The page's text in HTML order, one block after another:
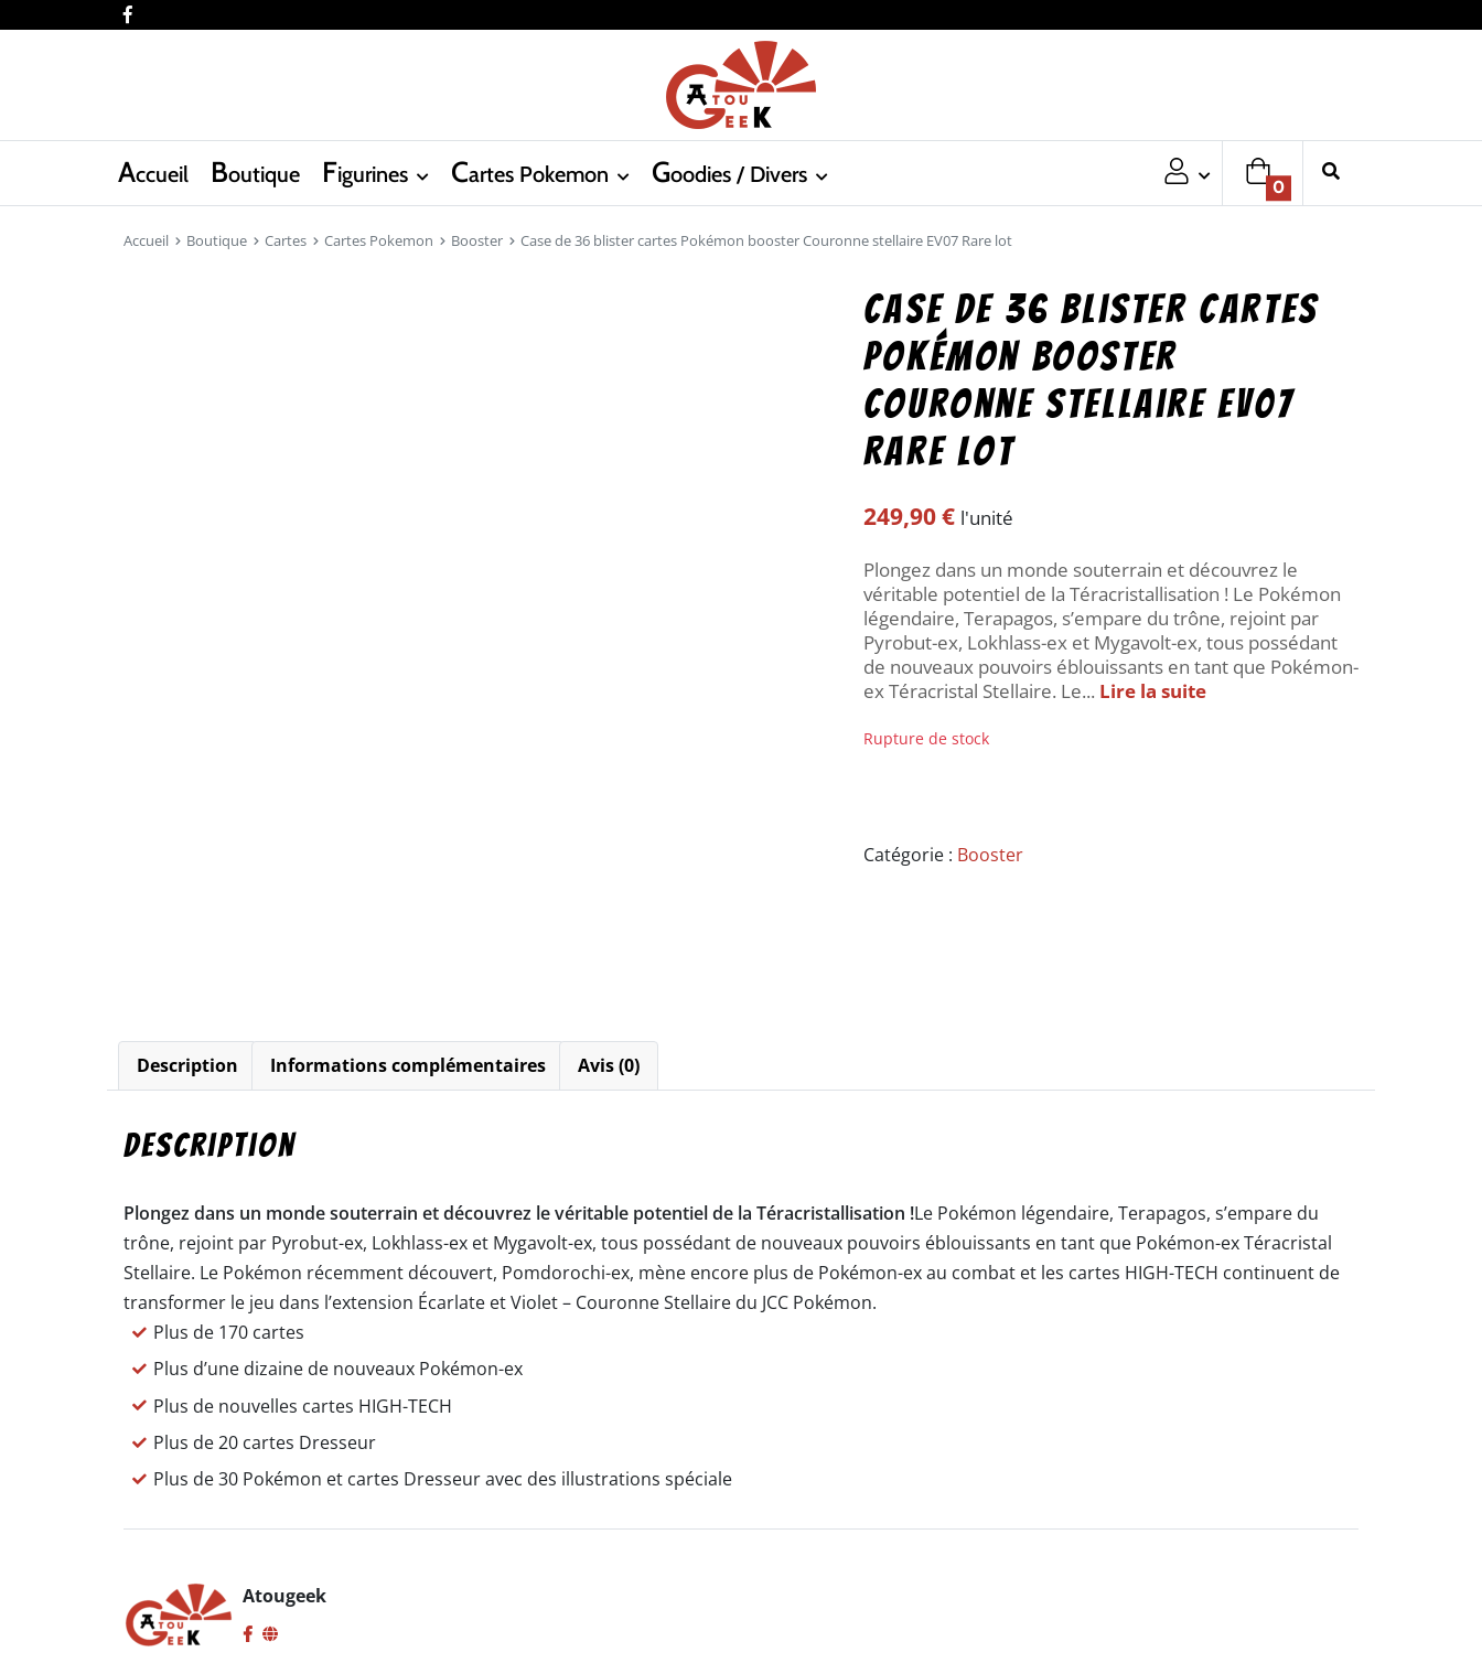
facebook
Accueil Boutique Figurines Cartes Pokemon Goodies / Divers
0
Accueil Boutique Cartes Cartes Pokemon Booster Case de 36 blister cartes Pokémon booster Couronne stellaire EV07 Rare lot
Case de 36 blister cartes
Pokémon booster
Couronne stellaire EV07
Rare lot
249,90€ l'unité
Plongez dans un monde souterrain et découvrez le
véritable potentiel de la Téracristallisation ! Le Pokémon
légendaire, Terapagos, s’empare du trône, rejoint par
Pyrobut-ex, Lokhlass-ex et Mygavolt-ex, tous possédant
de nouveaux pouvoirs éblouissants en tant que Pokémon-
ex Téracristal Stellaire. Le... Lire la suite
Rupture de stock
Catégorie : Booster
Description Informations complémentaires Avis (0)
Description
Plongez dans un monde souterrain et découvrez le véritable potentiel de la Téracristallisation !Le Pokémon légendaire, Terapagos, s’empare du
trône, rejoint par Pyrobut-ex, Lokhlass-ex et Mygavolt-ex, tous possédant de nouveaux pouvoirs éblouissants en tant que Pokémon-ex Téracristal
Stellaire. Le Pokémon récemment découvert, Pomdorochi-ex, mène encore plus de Pokémon-ex au combat et les cartes HIGH-TECH continuent de
transformer le jeu dans l’extension Écarlate et Violet – Couronne Stellaire du JCC Pokémon.
Plus de 170 cartes
Plus d’une dizaine de nouveaux Pokémon-ex
Plus de nouvelles cartes HIGH-TECH
Plus de 20 cartes Dresseur
Plus de 30 Pokémon et cartes Dresseur avec des illustrations spéciale
Atougeek